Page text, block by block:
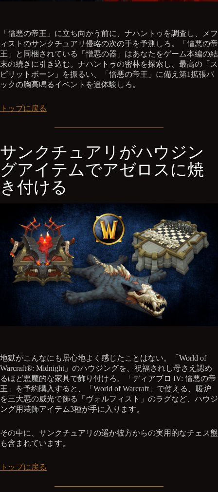
「憎悪の帝王」に立ち向かう前に、ナハントゥを調査し、メフ
ィストのサンクチュアリ侵略の次の手を予測しろ。「憎悪の帝
王」と同梱されている「憎悪の器」はあなたをゲーム本編の結
末の続きに引き込む。ナハントゥの密林を探索し、最高の「ス
ピリットボーン」を振るい、「憎悪の帝王」に備え第1拡張パ
ックの胸高鳴るイベントを追体験しろ。
トップに戻る
サンクチュアリがハウジン
グアイテムでアゼロスに焼
き付ける
地獄がこんなにも居心地よく感じたことはない。「World of
Warcraft®: Midnight」のハウジングを、祝福されし母さえ認め
るほど悪魔的な家具で飾り付けろ。「ディアブロ IV: 憎悪の帝
王」を予約購入すると、「World of Warcraft」で使える、暖炉
を三大悪の威光で飾る「ヴォルフィスト」のラグなど、ハウジ
ング用装飾アイテム3種が手に入ります。
その中に、サンクチュアリの遥か彼方からの実用的なチェス盤
も含まれています。
トップに戻る